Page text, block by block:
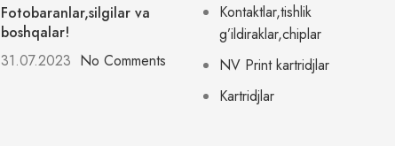
Fotobaranlar,silgilar va
boshqalar!
31.07.2023 No Comments
Kontaktlar,tishlik
g’ildiraklar,chiplar
NV Print kartridjlar
Kartridjlar